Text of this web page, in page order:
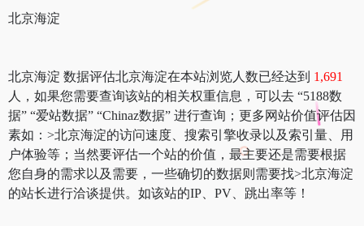
北京海淀
北京海淀 数据评估北京海淀在本站浏览人数已经达到 1,691
人，如果您需要查询该站的相关权重信息，可以去 “5188数
据” “爱站数据” “Chinaz数据” 进行查询；更多网站价值评估因
素如：>北京海淀的访问速度、搜索引擎收录以及索引量、用
户体验等；当然要评估一个站的价值，最主要还是需要根据
您自身的需求以及需要，一些确切的数据则需要找>北京海淀
的站长进行洽谈提供。如该站的IP、PV、跳出率等！